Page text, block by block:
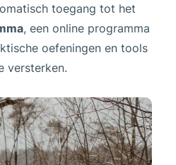
toegang tot het
, een online programma
oefeningen en tools
versterken.